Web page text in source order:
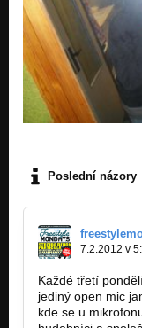
Poslední názory
7.2.2012 v
Každé třetí
jediný open mic
kde se u